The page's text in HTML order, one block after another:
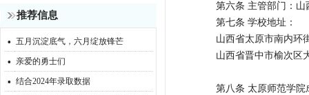
推荐信息
· 五月沉淀底气，六月绽放锋芒
· 亲爱的勇士们
· 结合2024年录取数据
第六条 主管部门：山
第七条 学校地址：
山西省太原市南内环
山西省晋中市榆次区
第八条 太原师范学